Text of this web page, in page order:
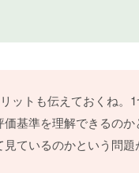
ットも伝えておくね。1
基準を理解できるのか
ているのかという問題